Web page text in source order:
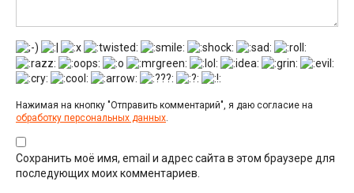
Нажимая на кнопку "Отправить комментарий", я даю согласие на
обработку персональных данных.
Сохранить моё имя, email и адрес сайта в этом браузере для
последующих моих комментариев.